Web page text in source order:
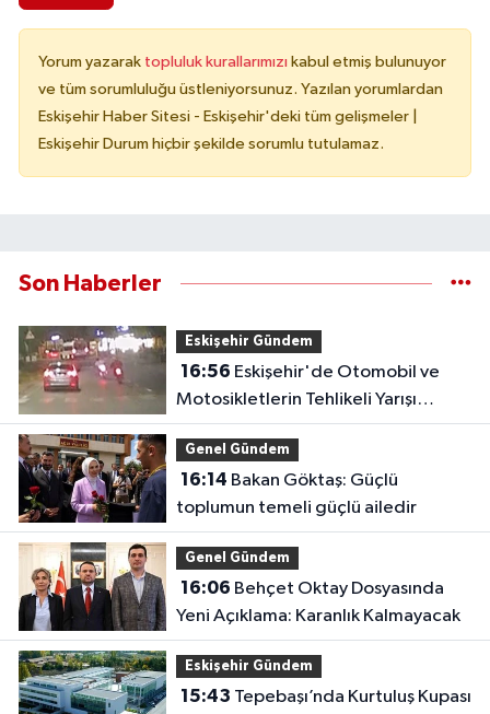
Yorum yazarak topluluk kurallarımızı kabul etmiş bulunuyor
ve tüm sorumluluğu üstleniyorsunuz. Yazılan yorumlardan
Eskişehir Haber Sitesi - Eskişehir'deki tüm gelişmeler |
Eskişehir Durum hiçbir şekilde sorumlu tutulamaz.
Son Haberler
Eskişehir Gündem
16:56
Motosikletlerin Tehlikeli Yarışı
Kamerada
Genel Gündem
16:14
toplumun temeli güçlü ailedir
Genel Gündem
16:06
Yeni Açıklama: Karanlık Kalmayacak
Eskişehir Gündem
15:43